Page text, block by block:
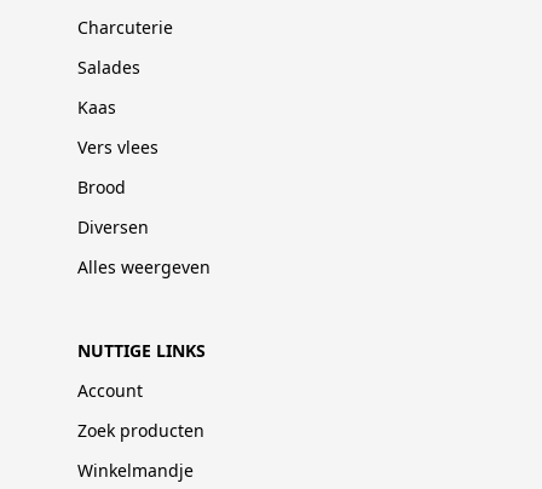
Charcuterie
Salades
Kaas
Vers vlees
Brood
Diversen
Alles weergeven
NUTTIGE LINKS
Account
Zoek producten
Winkelmandje